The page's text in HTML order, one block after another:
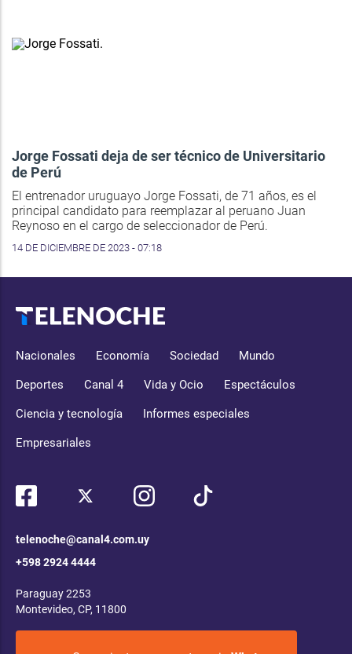
Jorge Fossati deja de ser técnico de Universitario
de Perú
El entrenador uruguayo Jorge Fossati, de 71 años, es el
principal candidato para reemplazar al peruano Juan
Reynoso en el cargo de seleccionador de Perú.
14 DE DICIEMBRE DE 2023 - 07:18
Nacionales Economía Sociedad Mundo
Deportes Canal 4 Vida y Ocio Espectáculos
Ciencia y tecnología Informes especiales
Empresariales
telenoche@canal4.com.uy
+598 2924 4444
Paraguay 2253
Montevideo, CP, 11800